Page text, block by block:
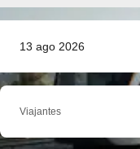
13 ago 2026
Viajantes